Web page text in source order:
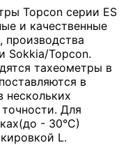
Topcon серии ES
и качественные
производства
Sokkia/Topcon.
тахеометры в
в
нескольких
точности. Для
- 30°С)
L.